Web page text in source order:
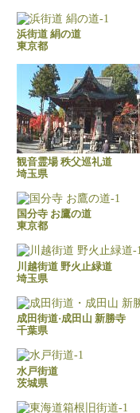
浜街道 絹の道
東京都
観音霊場 秩父巡礼道
埼玉県
国分寺 お鷹の道
東京都
川越街道 野火止緑道
埼玉県
成田街道·成田山 新勝寺
千葉県
水戸街道
茨城県